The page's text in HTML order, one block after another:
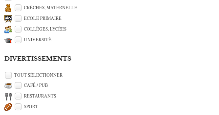
CRÈCHES, MATERNELLE
ECOLE PRIMAIRE
COLLÈGES, LYCÉES
UNIVERSITÉ
DIVERTISSEMENTS
TOUT SÉLECTIONNER
CAFÉ / PUB
RESTAURANTS
SPORT